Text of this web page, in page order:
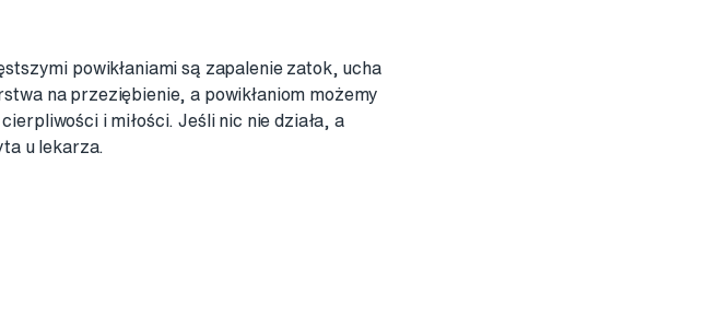
powikłaniami są zapalenie zatok, ucha
na przeziębienie, a powikłaniom możemy
i miłości. Jeśli nic nie działa, a
u lekarza.